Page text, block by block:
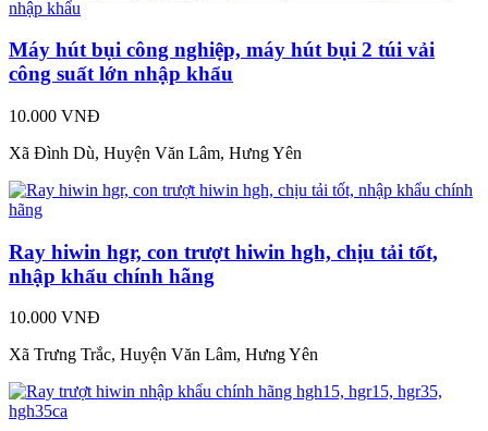
Máy hút bụi công nghiệp, máy hút bụi 2 túi vải
công suất lớn nhập khẩu
10.000 VNĐ
Xã Đình Dù, Huyện Văn Lâm, Hưng Yên
Ray hiwin hgr, con trượt hiwin hgh, chịu tải tốt,
nhập khẩu chính hãng
10.000 VNĐ
Xã Trưng Trắc, Huyện Văn Lâm, Hưng Yên